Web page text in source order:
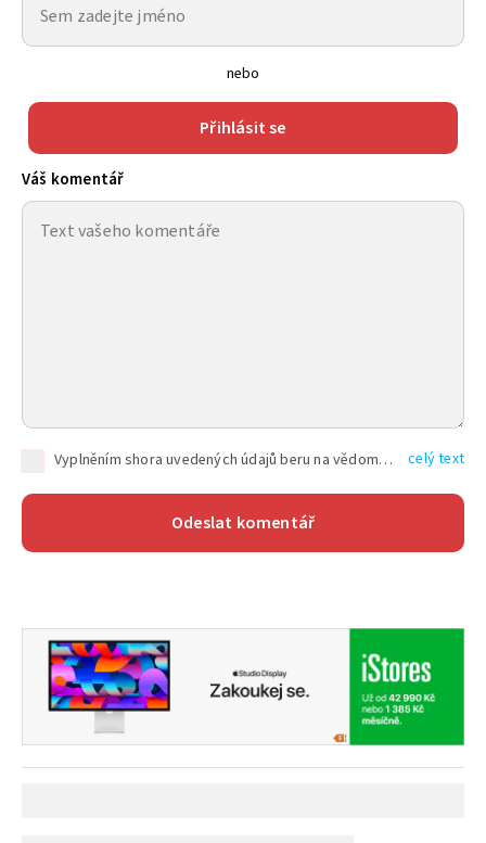
nebo
Přihlásit se
Váš komentář
Vyplněním shora uvedených údajů beru na vědomí, že společnost TEXT FACTORY s.r.o., sídlem Brno, Durďákova 336/29, Černá Pole, PSČ: 613 00, IČ: 06157831, zapsané u Krajského soudu v Brně, oddíl C, vložka 100399, bude zpracovávat mé osobní údaje uvedené v rámci mnou vyplněného registračního formuláře na základě oprávněných zájmů TEXT FACTORY s.r.o. dle čl. 6 odst. 1 písm. f) GDPR a pro splnění právních povinností (čl. 6 odst. 1 písm. c) GDPR), a to pro tyto účely: nezbytnost zajistit oprávnění návštěvníka webových stránek provozovaných společností TEXT FACTORY s.r.o. přispívat aktivně ke zveřejněným článkům nebo v rámci diskusních fór a výkon práv TEXT FACTORY s.r.o. jako administrátora těchto diskusních fór. Více informací o zpracování osobních údajů a právech lze nalézt v celý text